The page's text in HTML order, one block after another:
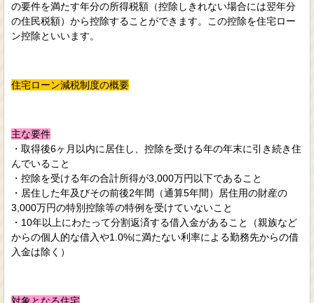
の要件を満たす年分の所得税額（控除しきれない場合には翌年分
の住民税額）から控除することができます。この控除を住宅ロー
ン控除といいます。
住宅ローン減税制度の概要
主な要件
・取得後6ヶ月以内に居住し、控除を受ける年の年末に引き続き住
んでいること
・控除を受ける年の合計所得が3,000万円以下であること
・居住した年及びその前後2年間（通算5年間）居住用の財産の
3,000万円の特別控除等の特例を受けていないこと
・10年以上にわたって分割返済する借入金があること（親族など
からの個人的な借入や1.0%に満たない利率による勤務先からの借
入金は除く）